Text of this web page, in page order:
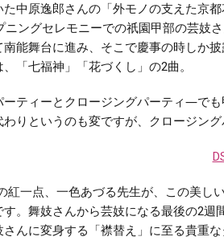
中原逸郎さんの「外モノの支えた京
ニングセレモニーでの祇園甲部の芸妓
能舞台に進み、そこで慶事の時しか
「七福神」「花づくし」の2曲。
ーティーとクロージングパーティ―で
わりというのも変ですが、クロージン
紅一点、一色あづる先生が、この美
す。舞妓さんから芸妓になる最後の2
んに変身する「襟替え」に至る貴重